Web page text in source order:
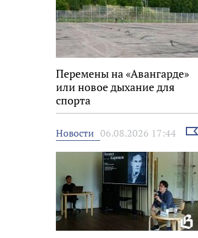
Перемены на «Авангарде»
или новое дыхание для
спорта
Новости 06.08.2026 17:44